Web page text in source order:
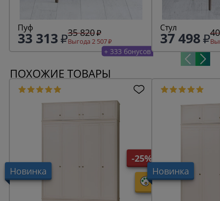
Пуф
33 313 35 820
Выгода 2 507
+ 333 бонусов
Стул
37 498
ПОХОЖИЕ ТОВАРЫ
Новинка
-25%
Новинка